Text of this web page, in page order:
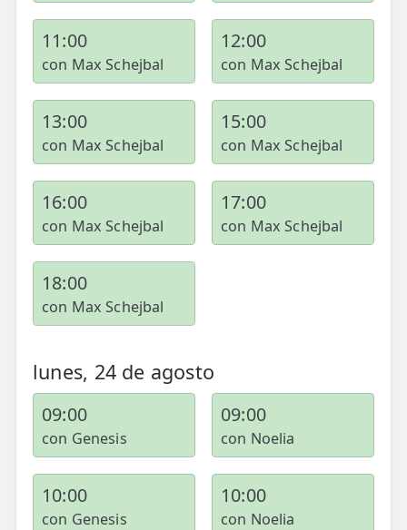
11:00
con Max Schejbal
12:00
con Max Schejbal
13:00
con Max Schejbal
15:00
con Max Schejbal
16:00
con Max Schejbal
17:00
con Max Schejbal
18:00
con Max Schejbal
lunes, 24 de agosto
09:00
con Genesis
09:00
con Noelia
10:00
con Genesis
10:00
con Noelia